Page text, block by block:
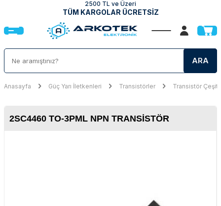
2500 TL ve Üzeri
TÜM KARGOLAR ÜCRETSİZ
ARA
Anasayfa Güç Yarı İletkenleri Transistörler Transistör
2SC4460 TO-3PML NPN TRANSISTÖR